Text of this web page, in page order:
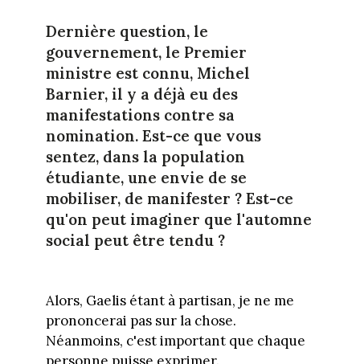
Dernière question, le
gouvernement, le Premier
ministre est connu, Michel
Barnier, il y a déjà eu des
manifestations contre sa
nomination. Est-ce que vous
sentez, dans la population
étudiante, une envie de se
mobiliser, de manifester ? Est-ce
qu'on peut imaginer que l'automne
social peut être tendu ?
Alors, Gaelis étant à partisan, je ne me
prononcerai pas sur la chose.
Néanmoins, c'est important que chaque